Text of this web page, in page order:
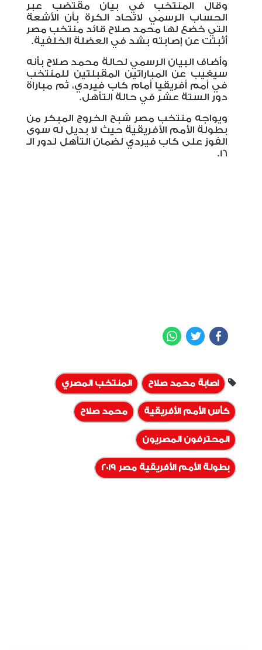
وقال المنتخب في بيان مقتضب عبر
الحساب الرسمي لاتحاد الكرة بأن الأشعة
التي خضع لها محمد صلاح قائد منتخب مصر
أثبتت عن إصابته بشد في العضلة الخلفية.
وأضاف البيان الرسمي لحالة محمد صلاح بأنه
سيغيب عن المباراتين المقبلتين للمنتخب
في أمم أفريقيا أمام كاب فيردي، ثم مباراة
دور الستة عشر في حالة التأهل.
ويواجه منتخب مصر شبح الخروج المبكر من
بطولة الأمم الأفريقية حيث لا بديل له سوى
الفوز على كاب فيردي لضمان التأهل لدور الـ
16.
Facebook
Twitter
اصابة محمد صلاح المنتخب المصري
كأس الأمم الأفريقية محمد صلاح
المحترفون المصريون
بطولة الأمم الأفريقية مصر 2019